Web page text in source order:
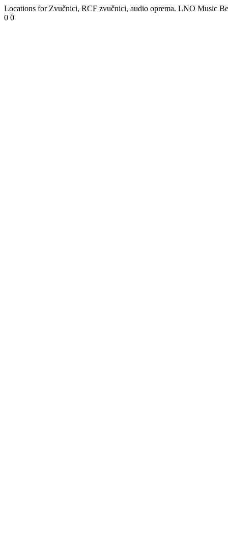
Locations for Zvučnici, RCF zvučnici, audio oprema. LNO Music
0 0